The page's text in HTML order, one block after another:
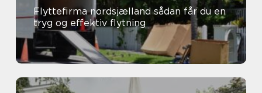
Flyttefirma nordsjælland sådan får du en
tryg og effektiv flytning